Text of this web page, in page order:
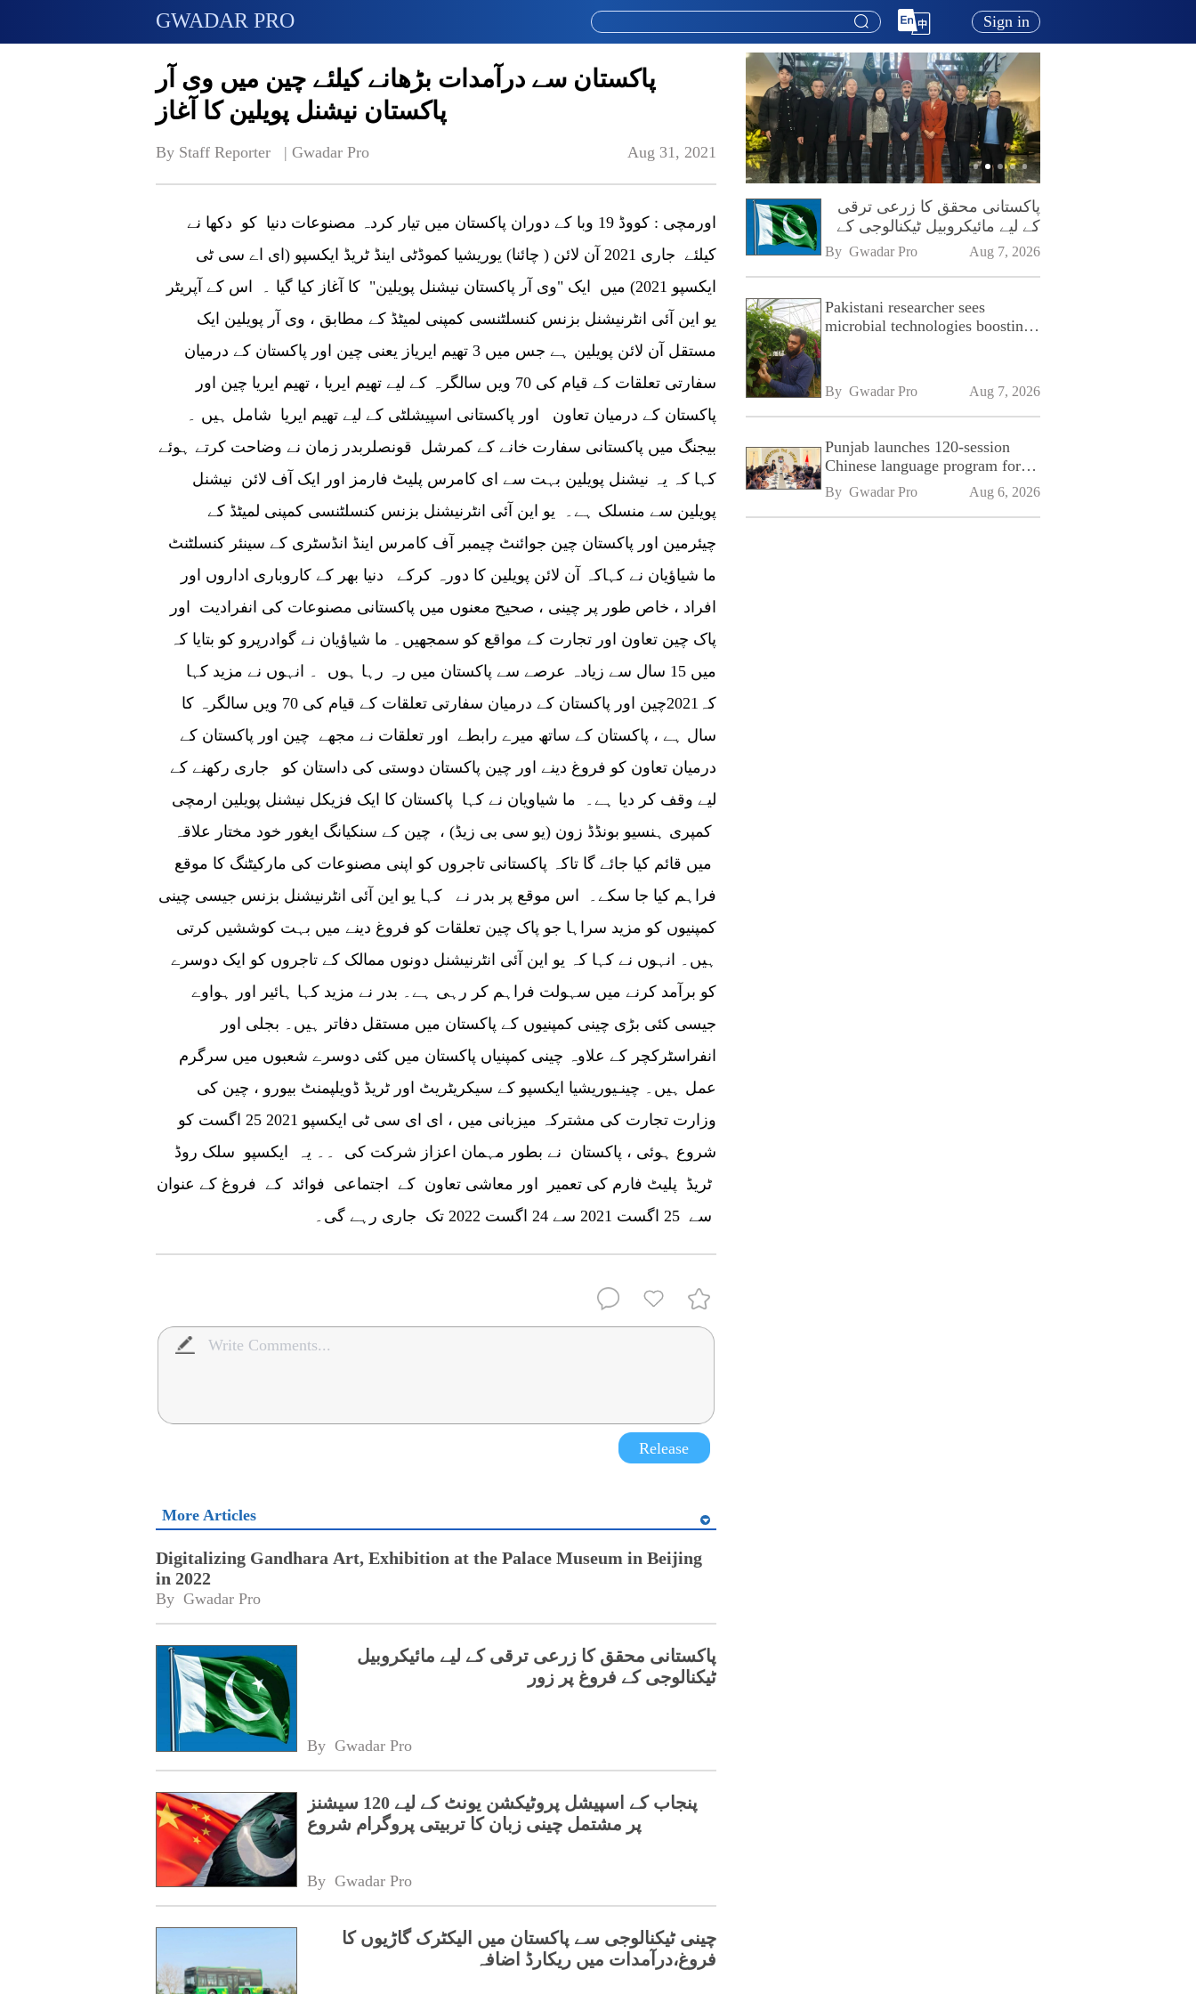
GWADAR PRO Sign in
پاکستان سے درآمدات بڑھانے کیلئے چین میں وی آر
پاکستان نیشنل پویلین کا آغاز
By Staff Reporter   | Gwadar Pro Aug 31, 2021
اورمچی : کووڈ 19 وبا کے دوران پاکستان میں تیار کردہ مصنوعات دنیا کو دکھا نے
کیلئے جاری 2021 آن لائن ( چائنا) یوریشیا کموڈٹی اینڈ ٹریڈ ایکسپو (ای اے سی ٹی
ایکسپو 2021) میں ایک "وی آر پاکستان نیشنل پویلین" کا آغاز کیا گیا ۔ اس کے آپریٹر
یو این آئی انٹرنیشنل بزنس کنسلٹنسی کمپنی لمیٹڈ کے مطابق ، وی آر پویلین ایک
مستقل آن لائن پویلین ہے جس میں 3 تھیم ایریاز یعنی چین اور پاکستان کے درمیان
سفارتی تعلقات کے قیام کی 70 ویں سالگرہ کے لیے تھیم ایریا ، تھیم ایریا چین اور
پاکستان کے درمیان تعاون اور پاکستانی اسپیشلٹی کے لیے تھیم ایریا شامل ہیں ۔
بیجنگ میں پاکستانی سفارت خانے کے کمرشل قونصلربدر زمان نے وضاحت کرتے ہوئے
کہا کہ یہ نیشنل پویلین بہت سے ای کامرس پلیٹ فارمز اور ایک آف لائن نیشنل
پویلین سے منسلک ہے۔ یو این آئی انٹرنیشنل بزنس کنسلٹنسی کمپنی لمیٹڈ کے
چیئرمین اور پاکستان چین جوائنٹ چیمبر آف کامرس اینڈ انڈسٹری کے سینئر کنسلٹنٹ
ما شیاؤیان نے کہاکہ آن لائن پویلین کا دورہ کرکے دنیا بھر کے کاروباری اداروں اور
افراد ، خاص طور پر چینی ، صحیح معنوں میں پاکستانی مصنوعات کی انفرادیت اور
پاک چین تعاون اور تجارت کے مواقع کو سمجھیں۔ ما شیاؤیان نے گوادرپرو کو بتایا کہ
میں 15 سال سے زیادہ عرصے سے پاکستان میں رہ رہا ہوں ۔ انہوں نے مزید کہا
کہ2021چین اور پاکستان کے درمیان سفارتی تعلقات کے قیام کی 70 ویں سالگرہ کا
سال ہے ، پاکستان کے ساتھ میرے رابطے اور تعلقات نے مجھے چین اور پاکستان کے
درمیان تعاون کو فروغ دینے اور چین پاکستان دوستی کی داستان کو جاری رکھنے کے
لیے وقف کر دیا ہے۔ ما شیاویان نے کہا پاکستان کا ایک فزیکل نیشنل پویلین ارمچی
کمپری ہنسیو بونڈڈ زون (یو سی بی زیڈ) ، چین کے سنکیانگ ایغور خود مختار علاقہ
میں قائم کیا جائے گا تاکہ پاکستانی تاجروں کو اپنی مصنوعات کی مارکیٹنگ کا موقع
فراہم کیا جا سکے۔ اس موقع پر بدر نے کہا یو این آئی انٹرنیشنل بزنس جیسی چینی
کمپنیوں کو مزید سراہا جو پاک چین تعلقات کو فروغ دینے میں بہت کوششیں کرتی
ہیں۔ انہوں نے کہا کہ یو این آئی انٹرنیشنل دونوں ممالک کے تاجروں کو ایک دوسرے
کو برآمد کرنے میں سہولت فراہم کر رہی ہے۔ بدر نے مزید کہا ہائیر اور ہواوے
جیسی کئی بڑی چینی کمپنیوں کے پاکستان میں مستقل دفاتر ہیں۔ بجلی اور
انفراسٹرکچر کے علاوہ چینی کمپنیاں پاکستان میں کئی دوسرے شعبوں میں سرگرم
عمل ہیں۔ چینـیوریشیا ایکسپو کے سیکریٹریٹ اور ٹریڈ ڈویلپمنٹ بیورو ، چین کی
وزارت تجارت کی مشترکہ میزبانی میں ، ای ای سی ٹی ایکسپو 2021 25 اگست کو
شروع ہوئی ، پاکستان نے بطور مہمان اعزاز شرکت کی ۔۔ یہ ایکسپو سلک روڈ
ٹریڈ پلیٹ فارم کی تعمیر اور معاشی تعاون کے اجتماعی فوائد کے فروغ کے عنوان
سے 25 اگست 2021 سے 24 اگست 2022 تک جاری رہے گی۔
Release
More Articles
Digitalizing Gandhara Art, Exhibition at the Palace Museum in Beijing
in 2022
By Gwadar Pro
پاکستانی محقق کا زرعی ترقی کے لیے مائیکروبیل
ٹیکنالوجی کے فروغ پر زور
By Gwadar Pro
پنجاب کے اسپیشل پروٹیکشن یونٹ کے لیے 120 سیشنز
پر مشتمل چینی زبان کا تربیتی پروگرام شروع
By Gwadar Pro
چینی ٹیکنالوجی سے پاکستان میں الیکٹرک گاڑیوں کا
فروغ،درآمدات میں ریکارڈ اضافہ
پاکستانی محقق کا زرعی ترقی
کے لیے مائیکروبیل ٹیکنالوجی کے
فروغ پر زور
By Gwadar Pro Aug 7, 2026
Pakistani researcher sees
microbial technologies boosting
By Gwadar Pro Aug 7, 2026
Punjab launches 120-session
Chinese language program for
SPU
By Gwadar Pro Aug 6, 2026